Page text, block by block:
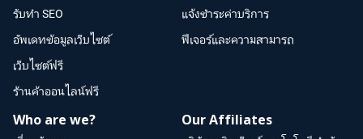
รับทำ SEO
อัพเดทข้อมูลเว็บไซต์
เว็บไซต์ฟรี
ร้านค้าออนไลน์ฟรี
แจ้งชำระค่าบริการ
ฟีเจอร์และความสามารถ
Who are we? Our Affiliates